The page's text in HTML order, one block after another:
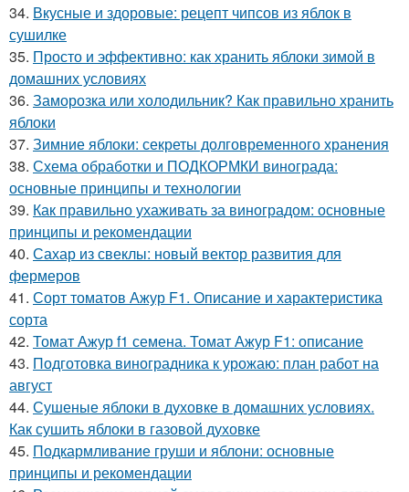
34. Вкусные и здоровые: рецепт чипсов из яблок в
сушилке
35. Просто и эффективно: как хранить яблоки зимой в
домашних условиях
36. Заморозка или холодильник? Как правильно хранить
яблоки
37. Зимние яблоки: секреты долговременного хранения
38. Схема обработки и ПОДКОРМКИ винограда:
основные принципы и технологии
39. Как правильно ухаживать за виноградом: основные
принципы и рекомендации
40. Сахар из свеклы: новый вектор развития для
фермеров
41. Сорт томатов Ажур F1. Описание и характеристика
сорта
42. Томат Ажур f1 семена. Томат Ажур F1: описание
43. Подготовка виноградника к урожаю: план работ на
август
44. Сушеные яблоки в духовке в домашних условиях.
Как сушить яблоки в газовой духовке
45. Подкармливание груши и яблони: основные
принципы и рекомендации